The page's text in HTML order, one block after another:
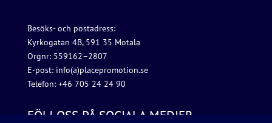
Besöks- och postadress:
Kyrkogatan 4B, 591 35 Motala
Orgnr: 559162–2807
E-post: info(a)placepromotion.se
Telefon: +46 705 24 24 90
FÖLJ OSS PÅ SOCIALA MEDIER